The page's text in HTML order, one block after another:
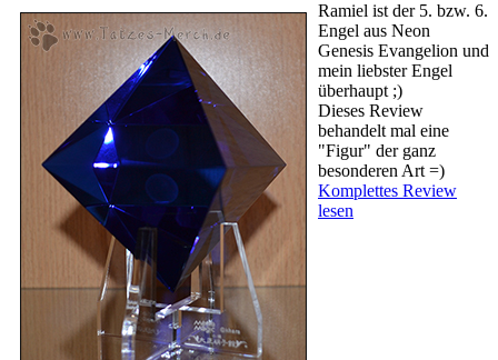
Ramiel ist der 5. bzw. 6.
Engel aus Neon
Genesis Evangelion und
mein liebster Engel
überhaupt ;)
Dieses Review
behandelt mal eine
"Figur" der ganz
besonderen Art =)
Komplettes Review
lesen